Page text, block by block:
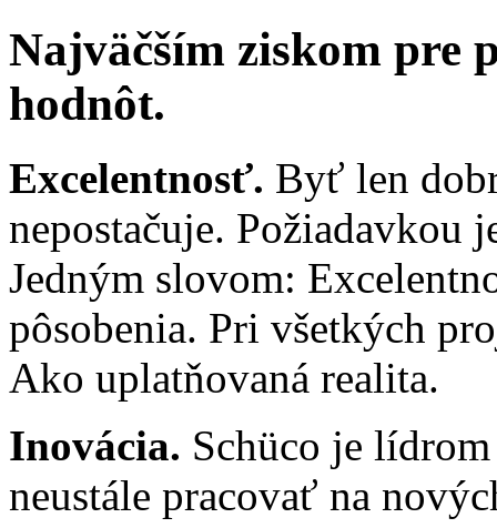
Najväčším ziskom pre
hodnôt.
Excelentnosť. Byť len
nepostačuje. Požiadavkou
Jedným slovom:
pôsobenia. Pri všetkých
Ako uplatňovaná realita.
Inovácia. Schüco je
neustále pracovať na